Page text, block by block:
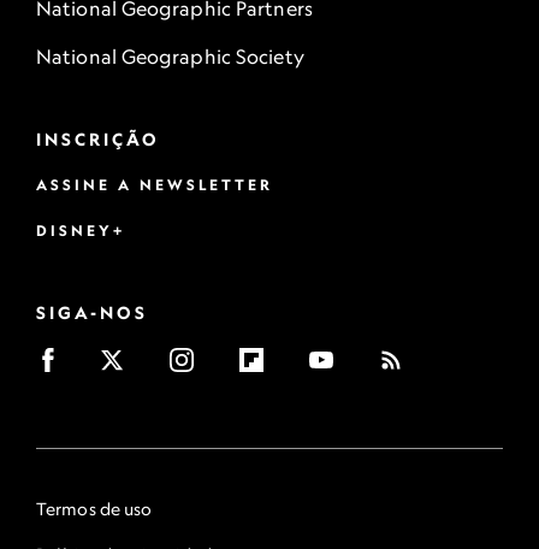
National Geographic Partners
National Geographic Society
INSCRIÇÃO
ASSINE A NEWSLETTER
DISNEY+
SIGA-NOS
Termos de uso